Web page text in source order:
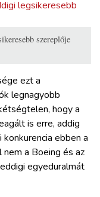
szereplője
ezt a
legnagyobb
hogy a
is erre, addig
ebben a
a Boeing és az
egyeduralmát